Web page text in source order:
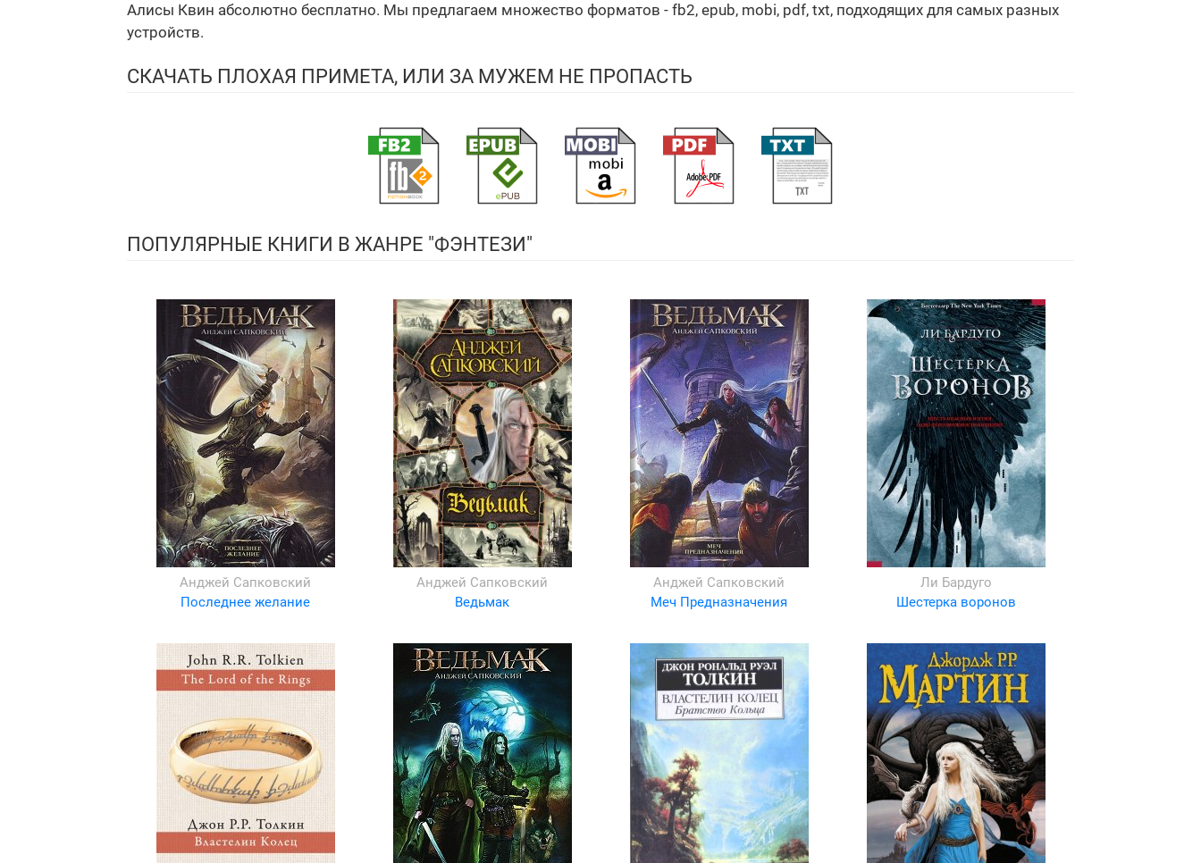
Алисы Квин абсолютно бесплатно. Мы предлагаем множество форматов - fb2, epub, mobi, pdf, txt, подходящих для самых разных
устройств.
СКАЧАТЬ ПЛОХАЯ ПРИМЕТА, ИЛИ ЗА МУЖЕМ НЕ ПРОПАСТЬ
ПОПУЛЯРНЫЕ КНИГИ В ЖАНРЕ "ФЭНТЕЗИ"
Анджей Сапковский
Последнее желание
Анджей Сапковский
Ведьмак
Анджей Сапковский
Меч Предназначения
Ли Бардуго
Шестерка воронов